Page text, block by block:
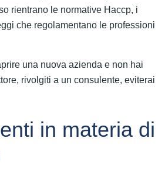
rientrano le normative Haccp, i
che regolamentano le professioni
una nuova azienda e non hai
rivolgiti a un consulente, eviterai
in materia di